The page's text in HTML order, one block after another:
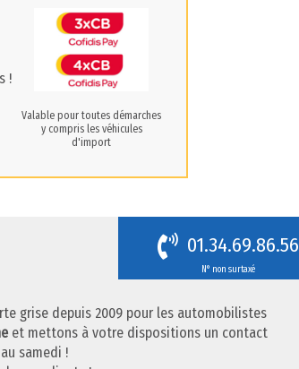
!
Valable pour toutes démarches
y compris les véhicules
d'import
01.34.69.86.56
N° non surtaxé
grise depuis 2009 pour les automobilistes
et mettons à votre dispositions un contact
samedi !